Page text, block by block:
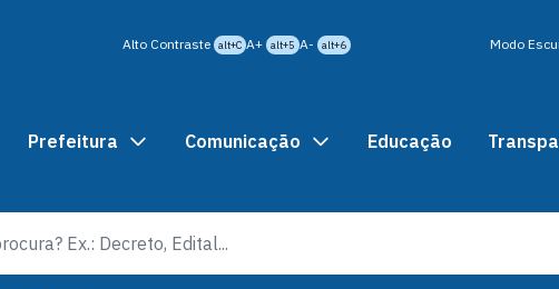
Alto Contraste alt+C A+ alt+5 A- alt+6 Modo
Prefeitura Comunicação Educação